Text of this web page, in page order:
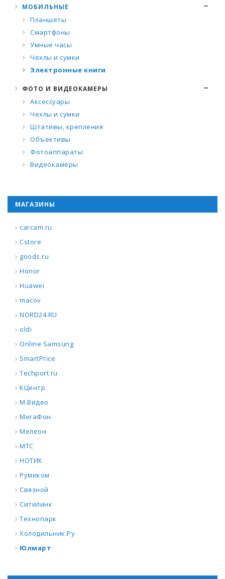
МОБИЛЬНЫЕ
Планшеты
Смартфоны
Умные часы
Чехлы и сумки
Электронные книги
ФОТО И ВИДЕОКАМЕРЫ
Аксессуары
Чехлы и сумки
Штативы, крепления
Объективы
Фотоаппараты
Видеокамеры
МАГАЗИНЫ
carcam.ru
Cstore
goods.ru
Honor
Huawei
macov
NORD24.RU
oldi
Online Samsung
SmartPrice
Techport.ru
КЦентр
М.Видео
МегаФон
Мелеон
МТС
НОТИК
Румиком
Связной
Ситилинк
Технопарк
Холодильник.Ру
Юлмарт